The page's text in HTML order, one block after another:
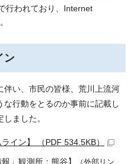
行われており、Internet
ン
伴い、市民の皆様、荒川上流河
な行動をとるのか事前に記載し
ました。
イン】 （PDF 534.5KB）
」観測所：熊谷】
（外部リン